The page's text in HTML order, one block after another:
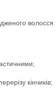
кінчиків;